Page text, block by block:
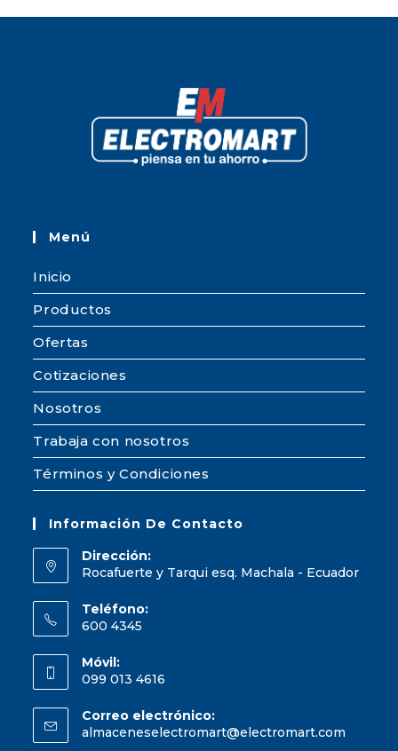
Menú
Inicio
Productos
Ofertas
Cotizaciones
Nosotros
Trabaja con nosotros
Términos y Condiciones
Información De Contacto
Dirección:
Rocafuerte y Tarqui esq. Machala - Ecuador
Teléfono:
600 4345
Móvil:
099 013 4616
Correo electrónico:
almaceneselectromart@electromart.com